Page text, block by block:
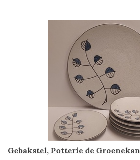
Gebakstel, Potterie de Groenekan